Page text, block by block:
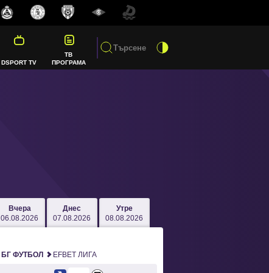
DSPORT TV
ТВ
ПРОГРАМА
Вчера
06.08.2026
Днес
07.08.2026
Утре
08.08.2026
БГ ФУТБОЛ EFBET ЛИГА